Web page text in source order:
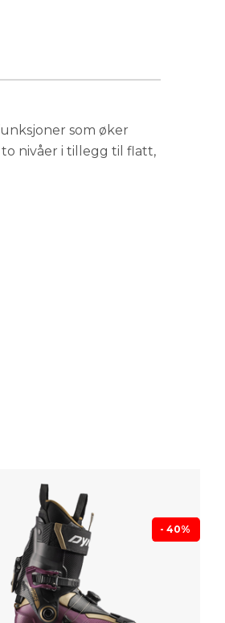
som øker
nivåer i tillegg til flatt,
- 40%